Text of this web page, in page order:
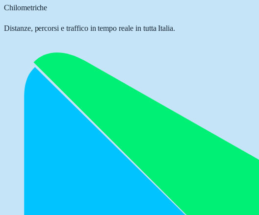
Chilometriche
Distanze, percorsi e traffico in tempo reale in tutta Italia.